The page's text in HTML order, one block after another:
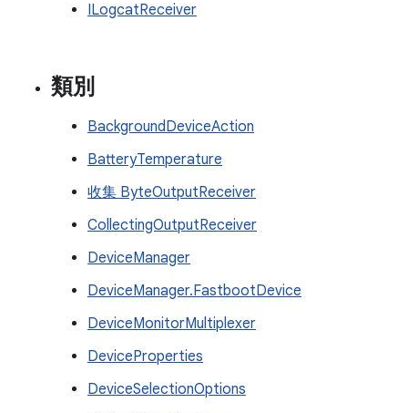
ILogcatReceiver
類別
BackgroundDeviceAction
BatteryTemperature
收集 ByteOutputReceiver
CollectingOutputReceiver
DeviceManager
DeviceManager.FastbootDevice
DeviceMonitorMultiplexer
DeviceProperties
DeviceSelectionOptions